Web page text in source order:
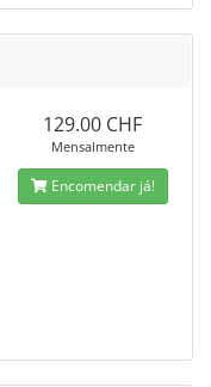
129.00 CHF
Mensalmente
Encomendar já!